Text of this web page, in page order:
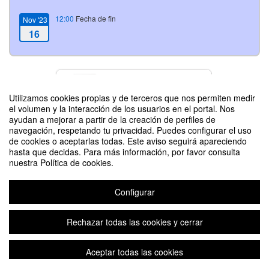
Utilizamos cookies propias y de terceros que nos permiten medir
el volumen y la interacción de los usuarios en el portal. Nos
ayudan a mejorar a partir de la creación de perfiles de
navegación, respetando tu privacidad. Puedes configurar el uso
de cookies o aceptarlas todas. Este aviso seguirá apareciendo
hasta que decidas. Para más información, por favor consulta
nuestra Política de cookies.
Configurar
Rechazar todas las cookies y cerrar
Aceptar todas las cookies
Nov '23
16
12:00 Fecha de fin
Difunde tu evento poniendo el siguiente código en tu sitio
Acto Inaugural por la conmemoración de su 50 Aniversario